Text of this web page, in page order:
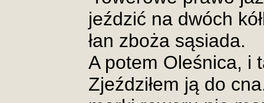
jeździć na dwóch
łan zboża sąsiada.
A potem Oleśnica, i
Zjeździłem ją do